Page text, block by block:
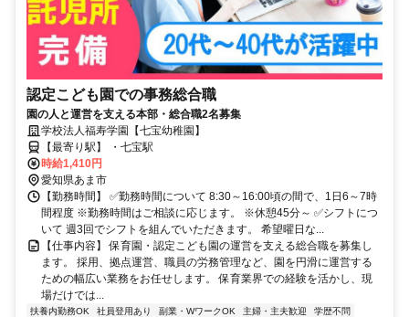
認定こども園での事務総合職
園の人と運営を支える本部・総合職2名募集
学校法人福寿学園【七宝幼稚園】
【最寄り駅】 ・七宝駅
時給1,410円
愛知県あま市
【勤務時間】 ✅勤務時間について 8:30～16:00頃の間で、1日6～7時
間程度 ※勤務時間はご相談に応じます。 ※休憩45分～ ✅シフトにつ
いて 週3回でシフトを組んでいただきます。 希望曜日な...
【仕事内容】 保育園・認定こども園の運営を支える総合職を募集し
ます。 採用、拠点運営、職員の労務管理など、園を円滑に運営する
ための幅広い業務をお任せします。 保育業界での経験を活かし、現
場だけでは...
扶養内勤務OK 社員登用あり 副業・WワークOK 主婦・主夫歓迎
学歴不問